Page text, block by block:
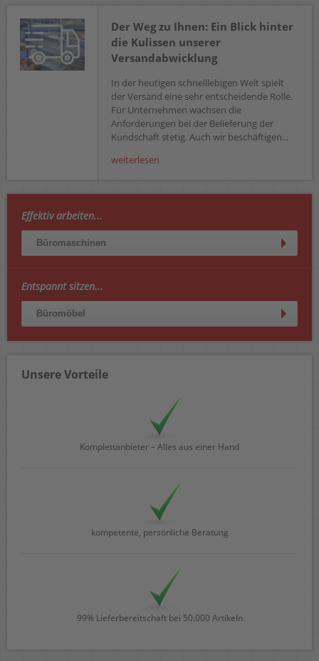
Der Weg zu Ihnen: Ein Blick hinter
die Kulissen unserer
Versandabwicklung
In der heutigen schnelllebigen Welt spielt
der Versand eine sehr entscheidende Rolle.
Für Unternehmen wachsen die
Anforderungen bei der Belieferung der
Kundschaft stetig. Auch wir beschäftigen...
weiterlesen
Effektiv arbeiten...
Büromaschinen
Entspannt sitzen...
Büromöbel
Unsere Vorteile
Komplettanbieter – Alles aus einer Hand
kompetente, persönliche Beratung
99% Lieferbereitschaft bei 50.000 Artikeln